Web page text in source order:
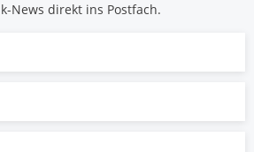
News direkt ins Postfach.